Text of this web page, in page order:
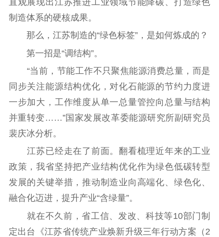
主题宣传
记者之家
品牌栏目
文化文艺
精品生产 文化惠民
文化传承
文化交流
体制改革
文化产业
紫金文化艺术节
品牌活动 紫艺舞台
文明创建 文明实践
文明培育
先进典型
社会宣传
思想政治教育 爱国主义教育
全民国防教育
红色资源保护利
制造体系的硬核成果。
那么，江苏制造的“绿色标签”，是如何炼成的？
第一招是“调结构”。
“当前，节能工作不只聚焦能源消费总量，而是
同步关注能源结构优化，对化石能源的节约力度进
一步加大，工作维度从单一总量管控向总量与结构
并重转变……”国家发展改革委能源研究所副研究员
裴庆冰分析。
江苏已经走在了前面。翻看梳理近年来的工业
政策，我省坚持把产业结构优化作为绿色低碳转型
发展的关键举措，推动制造业向高端化、绿色化、
融合化迈进，提升产业“含绿量”。
就在不久前，省工信、发改、科技等10部门制
定出台《江苏省传统产业焕新升级三年行动方案（2